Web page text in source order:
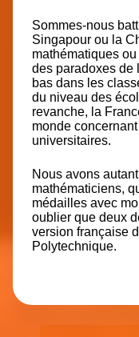
Sommes-nous
Singapour ou la
mathématiques
des paradoxes de
bas dans les
du niveau des
revanche, la
monde
universitaires.
Nous avons
mathématiciens,
médailles avec
oublier que deux
version française
Polytechnique.